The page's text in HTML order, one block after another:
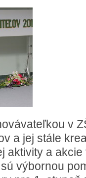
v
a jej stále
aktivity a
výbornou